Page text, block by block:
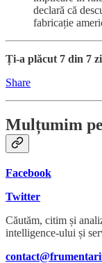
declară că
fabricație
Ți-a plăcut 7 din 7
Share
Mulțumim
Facebook
Twitter
Căutăm, citim și
intelligence-ului și